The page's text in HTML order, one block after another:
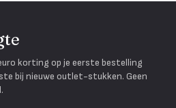
korting op je eerste bestelling
bij nieuwe outlet-stukken. Geen